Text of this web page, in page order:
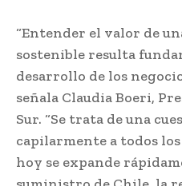
“Entender el valor de
sostenible resulta
desarrollo de los
señala Claudia Boeri,
Sur. “Se trata de una
capilarmente a todos
hoy se expande